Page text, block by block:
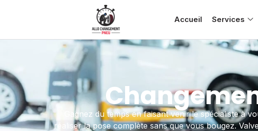
Accueil Services
Gagnez du temps en faisant venir le spécialiste à
réaliser la pose complète sans que vous bougez.